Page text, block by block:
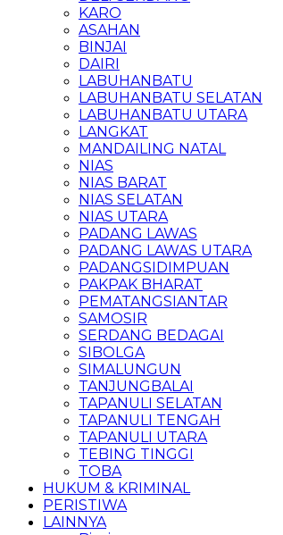
KARO
ASAHAN
BINJAI
DAIRI
LABUHANBATU
LABUHANBATU SELATAN
LABUHANBATU UTARA
LANGKAT
MANDAILING NATAL
NIAS
NIAS BARAT
NIAS SELATAN
NIAS UTARA
PADANG LAWAS
PADANG LAWAS UTARA
PADANGSIDIMPUAN
PAKPAK BHARAT
PEMATANGSIANTAR
SAMOSIR
SERDANG BEDAGAI
SIBOLGA
SIMALUNGUN
TANJUNGBALAI
TAPANULI SELATAN
TAPANULI TENGAH
TAPANULI UTARA
TEBING TINGGI
TOBA
HUKUM & KRIMINAL
PERISTIWA
LAINNYA